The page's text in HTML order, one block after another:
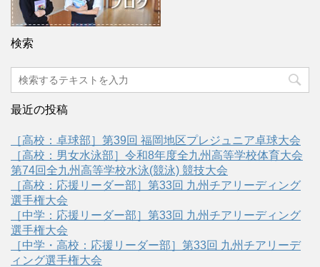
検索
最近の投稿
［高校：卓球部］第39回 福岡地区プレジュニア卓球大会
［高校：男女水泳部］令和8年度全九州高等学校体育大会
第74回全九州高等学校水泳(競泳) 競技大会
［高校：応援リーダー部］第33回 九州チアリーディング
選手権大会
［中学：応援リーダー部］第33回 九州チアリーディング
選手権大会
［中学・高校：応援リーダー部］第33回 九州チアリーデ
ィング選手権大会